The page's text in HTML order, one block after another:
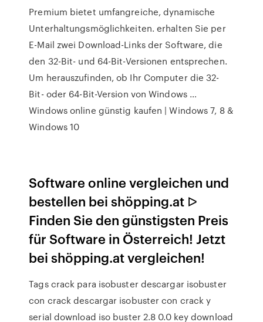
Premium bietet umfangreiche, dynamische
Unterhaltungsmöglichkeiten. erhalten Sie per
E-Mail zwei Download-Links der Software, die
den 32-Bit- und 64-Bit-Versionen entsprechen.
Um herauszufinden, ob Ihr Computer die 32-
Bit- oder 64-Bit-Version von Windows …
Windows online günstig kaufen | Windows 7, 8 &
Windows 10
Software online vergleichen und
bestellen bei shöpping.at ᐅ
Finden Sie den günstigsten Preis
für Software in Österreich! Jetzt
bei shöpping.at vergleichen!
Tags crack para isobuster descargar isobuster
con crack descargar isobuster con crack y
serial download iso buster 2.8 0.0 key download